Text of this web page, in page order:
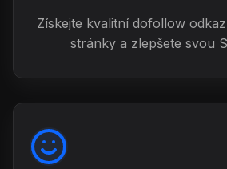
Získejte kvalitní dofollow
stránky a zlepšete svou